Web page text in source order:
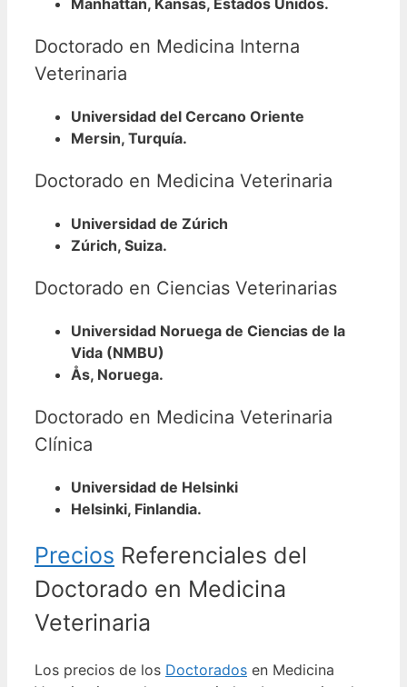
Manhattan, Kansas, Estados Unidos.
Doctorado en Medicina Interna
Veterinaria
Universidad del Cercano Oriente
Mersin, Turquía.
Doctorado en Medicina Veterinaria
Universidad de Zúrich
Zúrich, Suiza.
Doctorado en Ciencias Veterinarias
Universidad Noruega de Ciencias de la
Vida (NMBU)
Ås, Noruega.
Doctorado en Medicina Veterinaria
Clínica
Universidad de Helsinki
Helsinki, Finlandia.
Precios Referenciales del
Doctorado en Medicina
Veterinaria
Los precios de los Doctorados en Medicina